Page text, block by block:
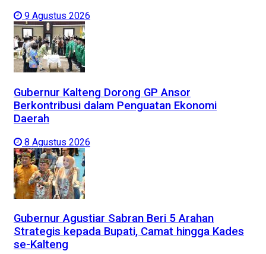
9 Agustus 2026
Gubernur Kalteng Dorong GP Ansor
Berkontribusi dalam Penguatan Ekonomi
Daerah
8 Agustus 2026
Gubernur Agustiar Sabran Beri 5 Arahan
Strategis kepada Bupati, Camat hingga Kades
se-Kalteng